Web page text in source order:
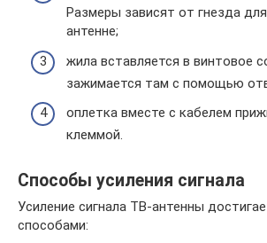
Размеры зависят от гнезда
антенне;
жила вставляется в винтовое
зажимается там с помощью
оплетка вместе с кабелем
клеммой.
Способы усиления сигнала
Усиление сигнала ТВ-антенны
способами: